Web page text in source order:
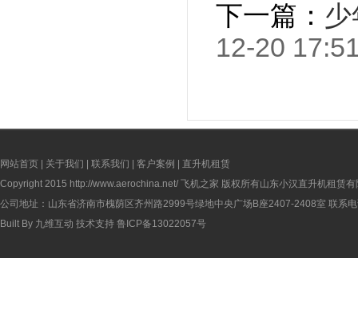
下一篇：
12-20
网站首页 关于我们 联系我们 客户案例
直升机租赁
Copyright 2015 http://www.aerochina.net/ 飞机之家 版权所有山东小汉直升机租赁有
公司地址：山东省济南市槐荫区齐州路2999号绿地中央广场B座2407-2408室 联系
Built By 九维互动 技术支持 鲁ICP备13022057号